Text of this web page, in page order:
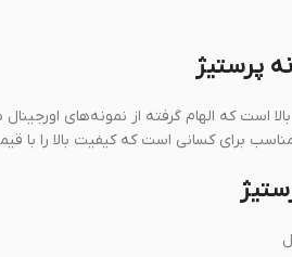
پرستیژ
است که الهام گرفته از نمونه‌های
برای کسانی است که کیفیت بالا را با